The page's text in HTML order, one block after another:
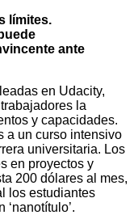
límites.
ante
en Udacity,
la
y capacidades.
a un curso intensivo
universitaria. Los
en proyectos y
200 dólares al mes,
los estudiantes